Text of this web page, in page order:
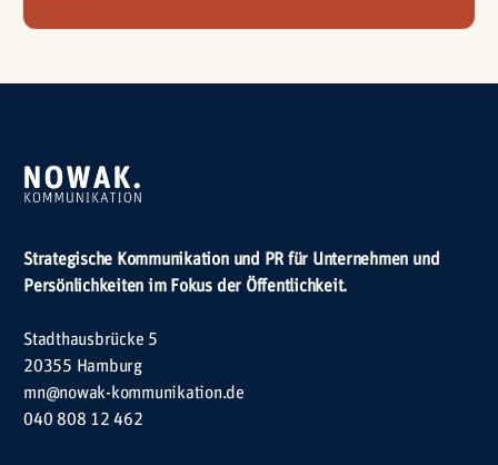
Strategische Kommunikation und PR für Unternehmen und
Persönlichkeiten im Fokus der Öffentlichkeit.
Stadthausbrücke 5
20355 Hamburg
mn@nowak-kommunikation.de
040 808 12 462